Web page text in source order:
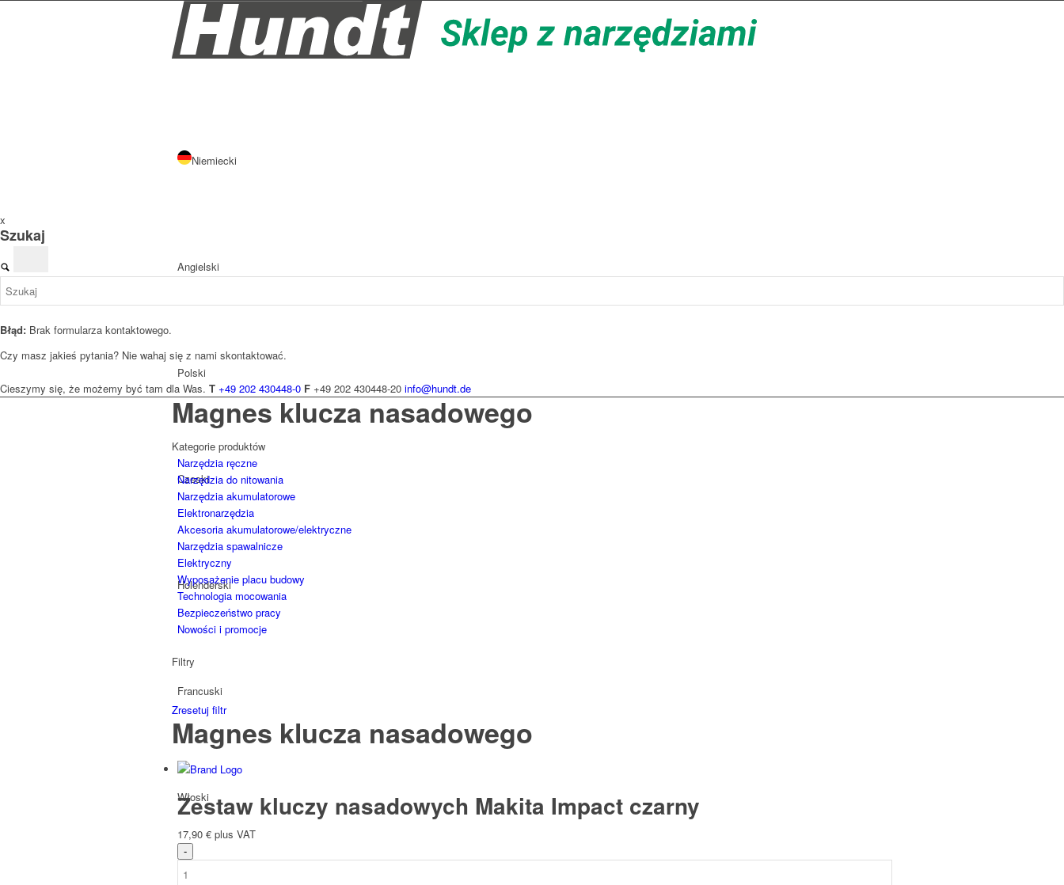
Niemiecki
Angielski
Polski
Czeski
Holenderski
Francuski
Włoski
x
Szukaj
Błąd: Brak formularza kontaktowego.
Czy masz jakieś pytania? Nie wahaj się z nami skontaktować.
Cieszymy się, że możemy być tam dla Was. T +49 202 430448-0 F +49 202 430448-20 info@hundt.de
Magnes klucza nasadowego
Kategorie produktów
Narzędzia ręczne
Narzędzia do nitowania
Narzędzia akumulatorowe
Elektronarzędzia
Akcesoria akumulatorowe/elektryczne
Narzędzia spawalnicze
Elektryczny
Wyposażenie placu budowy
Technologia mocowania
Bezpieczeństwo pracy
Nowości i promocje
Filtry
Zresetuj filtr
Magnes klucza nasadowego
Zestaw kluczy nasadowych Makita Impact czarny
17,90 € plus VAT